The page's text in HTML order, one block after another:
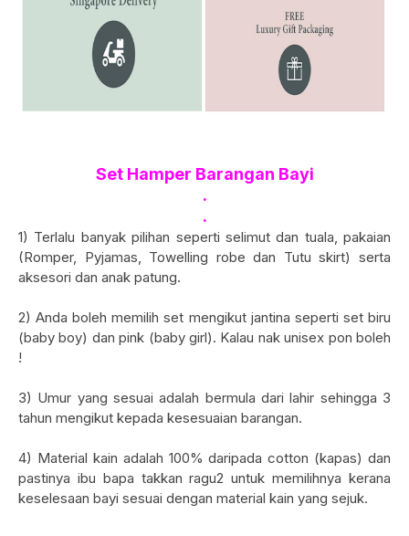
Set Hamper Barangan Bayi
.
.
1) Terlalu banyak pilihan seperti selimut dan tuala, pakaian
(Romper, Pyjamas, Towelling robe dan Tutu skirt) serta
aksesori dan anak patung.
2) Anda boleh memilih set mengikut jantina seperti set biru
(baby boy) dan pink (baby girl). Kalau nak unisex pon boleh
!
3) Umur yang sesuai adalah bermula dari lahir sehingga 3
tahun mengikut kepada kesesuaian barangan.
4) Material kain adalah 100% daripada cotton (kapas) dan
pastinya ibu bapa takkan ragu2 untuk memilihnya kerana
keselesaan bayi sesuai dengan material kain yang sejuk.